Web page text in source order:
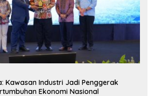
Kawasan Industri Jadi Penggerak
Ekonomi Nasional